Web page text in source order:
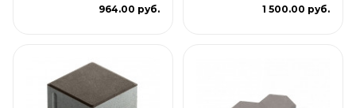
964.00 руб. 1 500.00 руб.